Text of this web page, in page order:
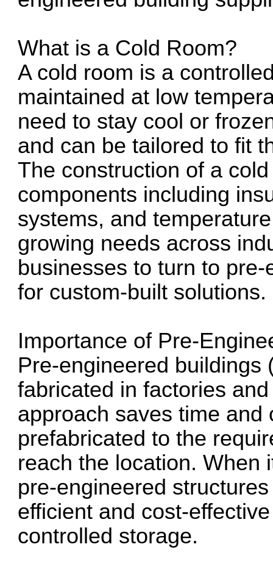
What is a Cold Room?
A cold room is a
maintained at low
need to stay cool or
and can be tailored to fit
The construction of a
components including
systems, and
growing needs across
businesses to turn to
for custom-built solutions.
Importance of Pre-
Pre-engineered buildings
fabricated in factories
approach saves time
prefabricated to the
reach the location. When
pre-engineered
efficient and cost-
controlled storage.